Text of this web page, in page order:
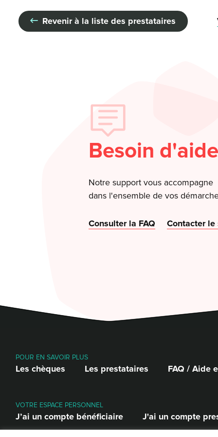
Revenir à la liste des prestataires
Besoin
Notre support vous accompagne
dans l'ensemble de vos
Consulter la FAQ Contacter
POUR EN SAVOIR PLUS
Les chèques Les prestataires FAQ / Aide
VOTRE ESPACE PERSONNEL
J’ai un compte bénéficiaire J'ai un compte